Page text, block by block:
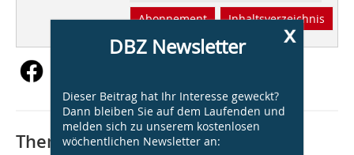
Abonnement Inhaltsverzeichnis
x
DBZ Newsletter
Dieser Beitrag hat Ihr Interesse geweckt?
Dann bleiben Sie auf dem Laufenden und
melden sich zu unserem kostenlosen
wöchentlichen Newsletter an:
Thematisch passende Artikel: